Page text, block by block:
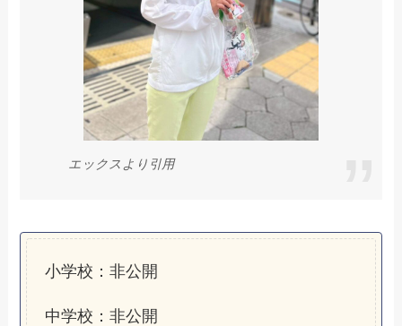
エックスより引用
小学校：非公開
中学校：非公開